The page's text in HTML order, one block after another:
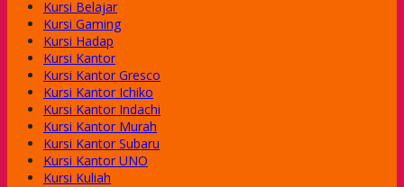
Kursi Belajar
Kursi Gaming
Kursi Hadap
Kursi Kantor
Kursi Kantor Gresco
Kursi Kantor Ichiko
Kursi Kantor Indachi
Kursi Kantor Murah
Kursi Kantor Subaru
Kursi Kantor UNO
Kursi Kuliah